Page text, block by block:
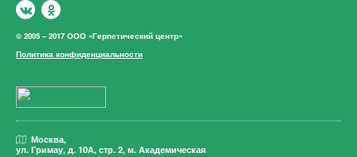
© 2005 – 2017 ООО «Герпетический центр»
Политика конфиденциальности
Москва,
ул. Гримау,д. 10А, стр. 2, м. Академическая